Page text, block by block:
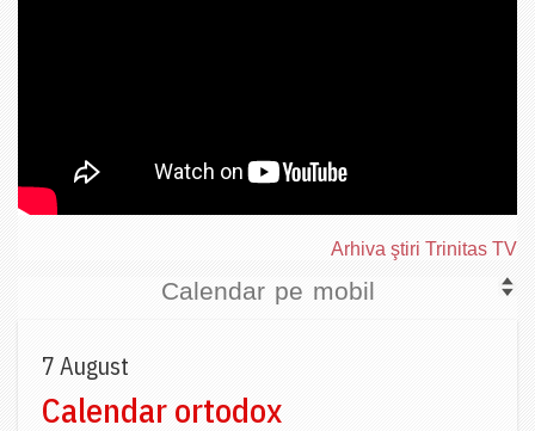
Arhiva ştiri Trinitas TV
Calendar pe mobil
7 August
Calendar ortodox